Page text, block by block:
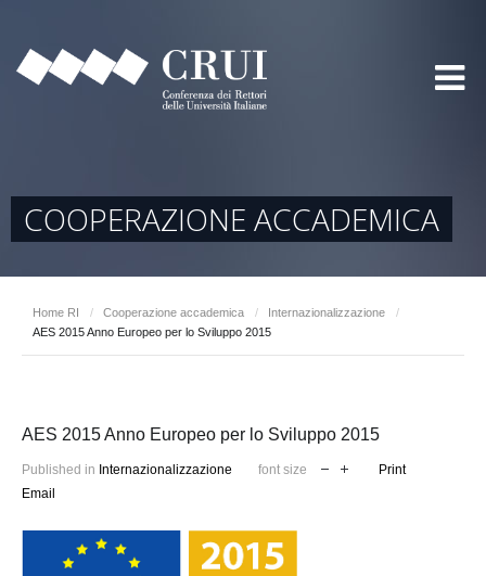
COOPERAZIONE ACCADEMICA
Home RI / Cooperazione accademica / Internazionalizzazione
/
AES 2015 Anno Europeo per lo Sviluppo 2015
AES 2015 Anno Europeo per lo Sviluppo 2015
Published in Internazionalizzazione font size
Print
Email